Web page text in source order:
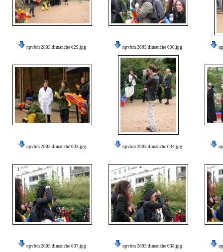
npvbm 2005 dimanche 029.jpg npvbm 2005 dimanche 030.jpg
npvbm 2005 dimanche 033.jpg npvbm 2005 dimanche 034.jpg
npvbm 2005 dimanche 037.jpg npvbm 2005 dimanche 038.jpg